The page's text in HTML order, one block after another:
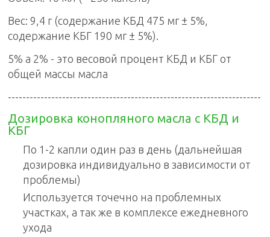
Вес: 9,4 г (содержание КБД 475 мг ± 5%,
содержание КБГ 190 мг ± 5%).
5% a 2% - это весовой процент КБД и КБГ от
общей массы масла
----------------------------------------------------------------------
Дозировка конопляного масла с КБД и
КБГ
По 1-2 капли один раз в день (дальнейшая
дозировка индивидуально в зависимости от
проблемы)
Используется точечно на проблемных
участках, а так же в комплексе ежедневного
ухода